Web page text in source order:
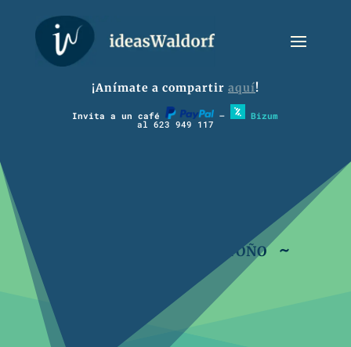
¡Anímate a compartir aquí!
Invita a un café – Bizum
al 623 949 117
~ 7-12º Música Otoño ~